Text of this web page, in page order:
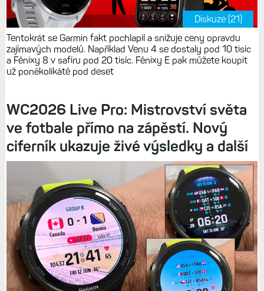
Diskuze (21)
Tentokrát se Garmin fakt pochlapil a snižuje ceny opravdu
zajímavých modelů. Například Venu 4 se dostaly pod 10 tisíc
a Fénixy 8 v safíru pod 20 tisíc. Fénixy E pak můžete koupit
už poněkolikáté pod deset
WC2026 Live Pro: Mistrovství světa
ve fotbale přímo na zápěstí. Nový
ciferník ukazuje živé výsledky a další